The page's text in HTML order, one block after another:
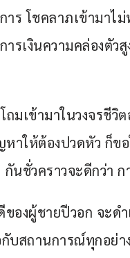
าร โชคลาภเข้ามา
รเงินความคล่องตัว
ถมเข้ามาในวงจรชีวิ
าให้ต้องปวดหัว ก็ข
นชั่วคราวจะดีกว่า
ของผู้ชายปีวอก จะด
สถานการณ์ทุกอย่า